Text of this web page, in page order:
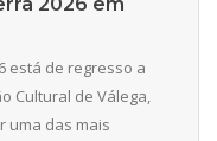
2026 em
está de regresso a
Cultural de Válega,
uma das mais